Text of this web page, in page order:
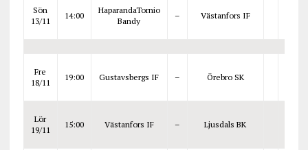
Sön
13/11
14:00
HaparandaTornio
Bandy
– Västanfors IF
Fre
18/11
19:00 Gustavsbergs IF – Örebro SK
Lör
19/11
15:00 Västanfors IF – Ljusdals BK